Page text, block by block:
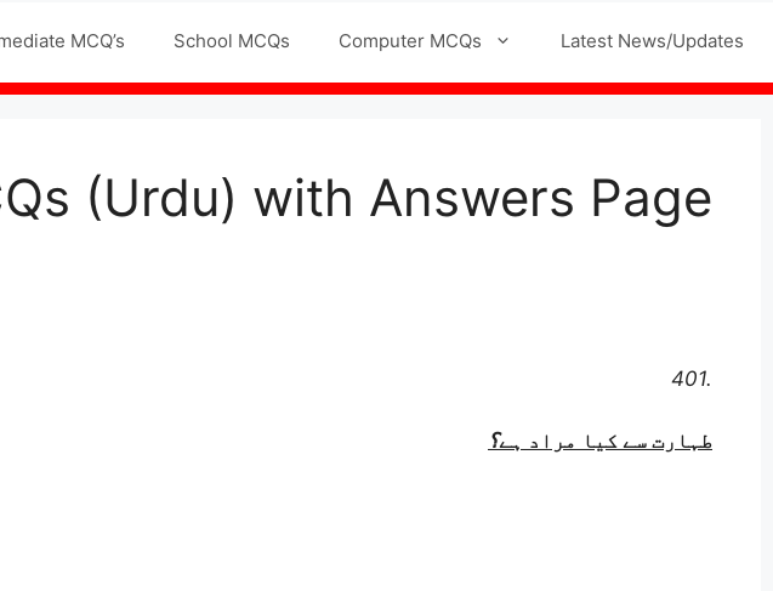
MCQ’s School MCQs Computer MCQs Latest News/Updates
(Urdu) with Answers Page
401.
طہارت سے کیا مراد ہے؟